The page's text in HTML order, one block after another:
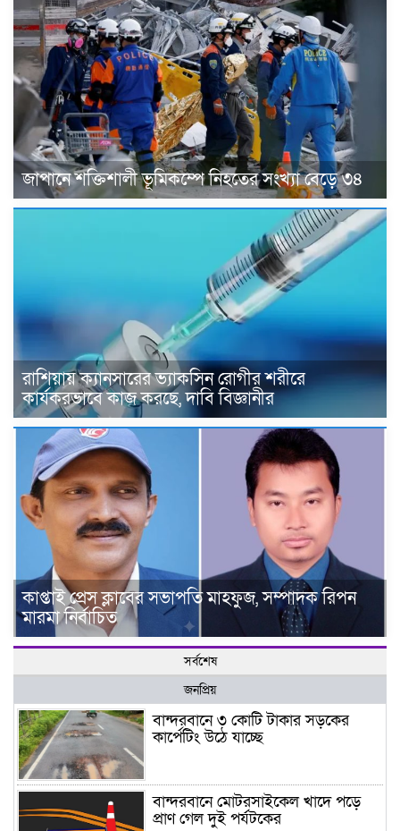
জাপানে শক্তিশালী ভূমিকম্পে নিহতের সংখ্যা বেড়ে ৩৪
রাশিয়ায় ক্যানসারের ভ্যাকসিন রোগীর শরীরে
কার্যকরভাবে কাজ করছে, দাবি বিজ্ঞানীর
কাপ্তাই প্রেস ক্লাবের সভাপতি মাহফুজ, সম্পাদক রিপন
মারমা নির্বাচিত
সর্বশেষ
জনপ্রিয়
বান্দরবানে ৩ কোটি টাকার সড়কের
কার্পেটিং উঠে যাচ্ছে
বান্দরবানে মোটরসাইকেল খাদে পড়ে
প্রাণ গেল দুই পর্যটকের